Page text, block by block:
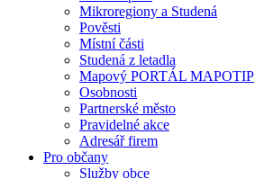
Mikroregiony a Studená
Pověsti
Místní části
Studená z letadla
Mapový PORTÁL MAPOTIP
Osobnosti
Partnerské město
Pravidelné akce
Adresář firem
Pro občany
Služby obce